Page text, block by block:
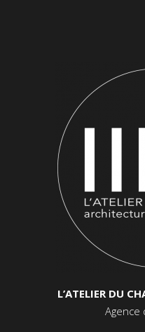
L’ATELIER DU
Agence